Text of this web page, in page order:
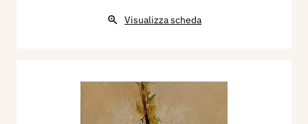
Visualizza scheda